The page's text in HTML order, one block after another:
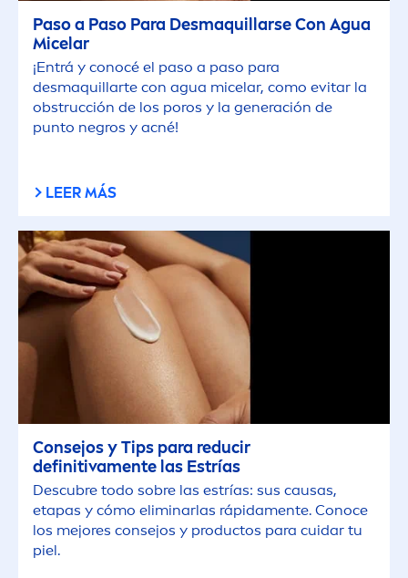
Paso a Paso Para Desmaquillarse Con Agua
Micelar
¡Entrá y conocé el paso a paso para
desmaquillarte con agua micelar, como evitar la
obstrucción de los poros y la generación de
punto negros y acné!
LEER MÁS
Consejos y Tips para reducir
definitivamente las Estrías
Descubre todo sobre las estrías: sus causas,
etapas y cómo eliminarlas rápidamente. Conoce
los mejores consejos y productos para cuidar tu
piel.